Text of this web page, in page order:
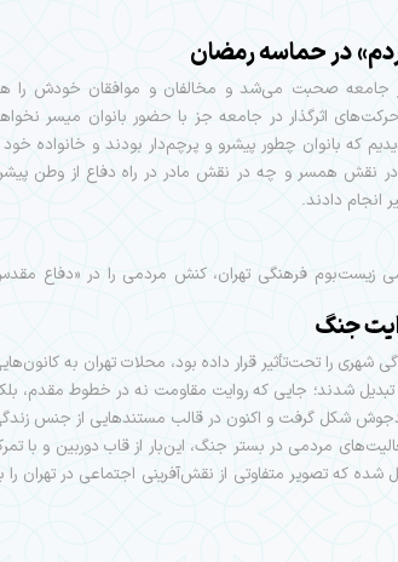
در حماسه رمضان
جامعه صحبت می‌شد و مخالفان و موافقان خودش را
اثرگذار در جامعه جز با حضور بانوان میسر
که بانوان چطور پیشرو و پرچم‌دار بودند و خانواده خود
در نقش همسر و چه در نقش مادر در راه دفاع از وطن
انجام دادند.
زیست‌بوم فرهنگی تهران، کنش مردمی را در «دفاع
جنگ
را تحت‌تأثیر قرار داده بود، محلات تهران به
تبدیل شدند؛ جایی که روایت مقاومت نه در خطوط مقدم،
شکل گرفت و اکنون در قالب مستندهایی از جنس
مردمی در بستر جنگ، این‌بار از قاب دوربین و با
که تصویر متفاوتی از نقش‌آفرینی اجتماعی در تهران را